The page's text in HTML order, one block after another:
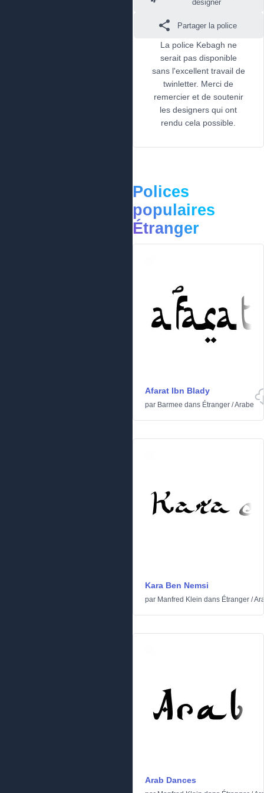
designer
Partager la police
La police Kebagh ne
serait pas disponible
sans l'excellent travail de
twinletter. Merci de
remercier et de soutenir
les designers qui ont
rendu cela possible.
Polices
populaires
Étranger
Afarat Ibn Blady
par Barmee dans Étranger /Arabe
Kara Ben Nemsi
par Manfred Klein dans Étranger /
Arab Dances